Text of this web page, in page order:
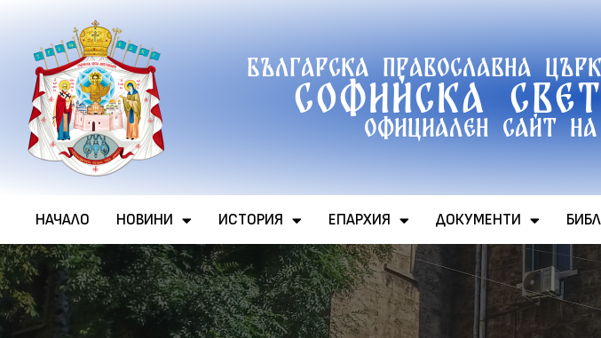
Продължете
към
съдържанието
Българска православна
Софийска
Официален сайт
НАЧАЛО НОВИНИ ИСТОРИЯ ЕПАРХИЯ ДОКУМЕНТИ